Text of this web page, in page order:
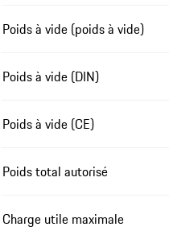
Poids à vide (poids à vide)
Poids à vide (DIN)
Poids à vide (CE)
Poids total autorisé
Charge utile maximale